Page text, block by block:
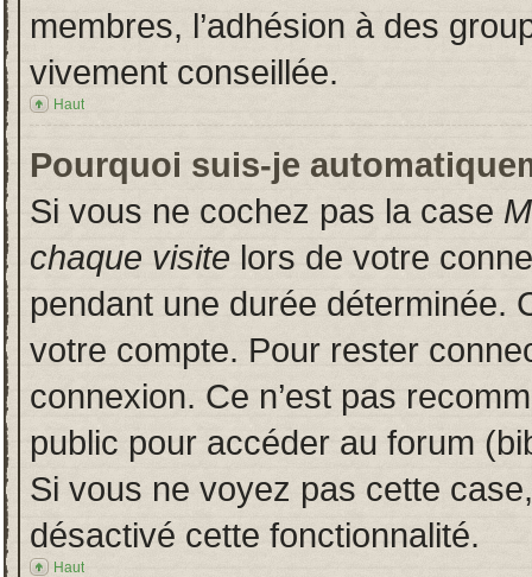
membres, l’adhésion à des
vivement conseillée.
Haut
Pourquoi suis-je
Si vous ne cochez pas la case
chaque visite lors de votre
pendant une durée déterminée.
votre compte. Pour rester
connexion. Ce n’est pas
public pour accéder au forum
Si vous ne voyez pas cette
désactivé cette fonctionnalité.
Haut